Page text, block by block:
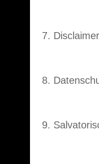
7. Disclaimer
8.
9.